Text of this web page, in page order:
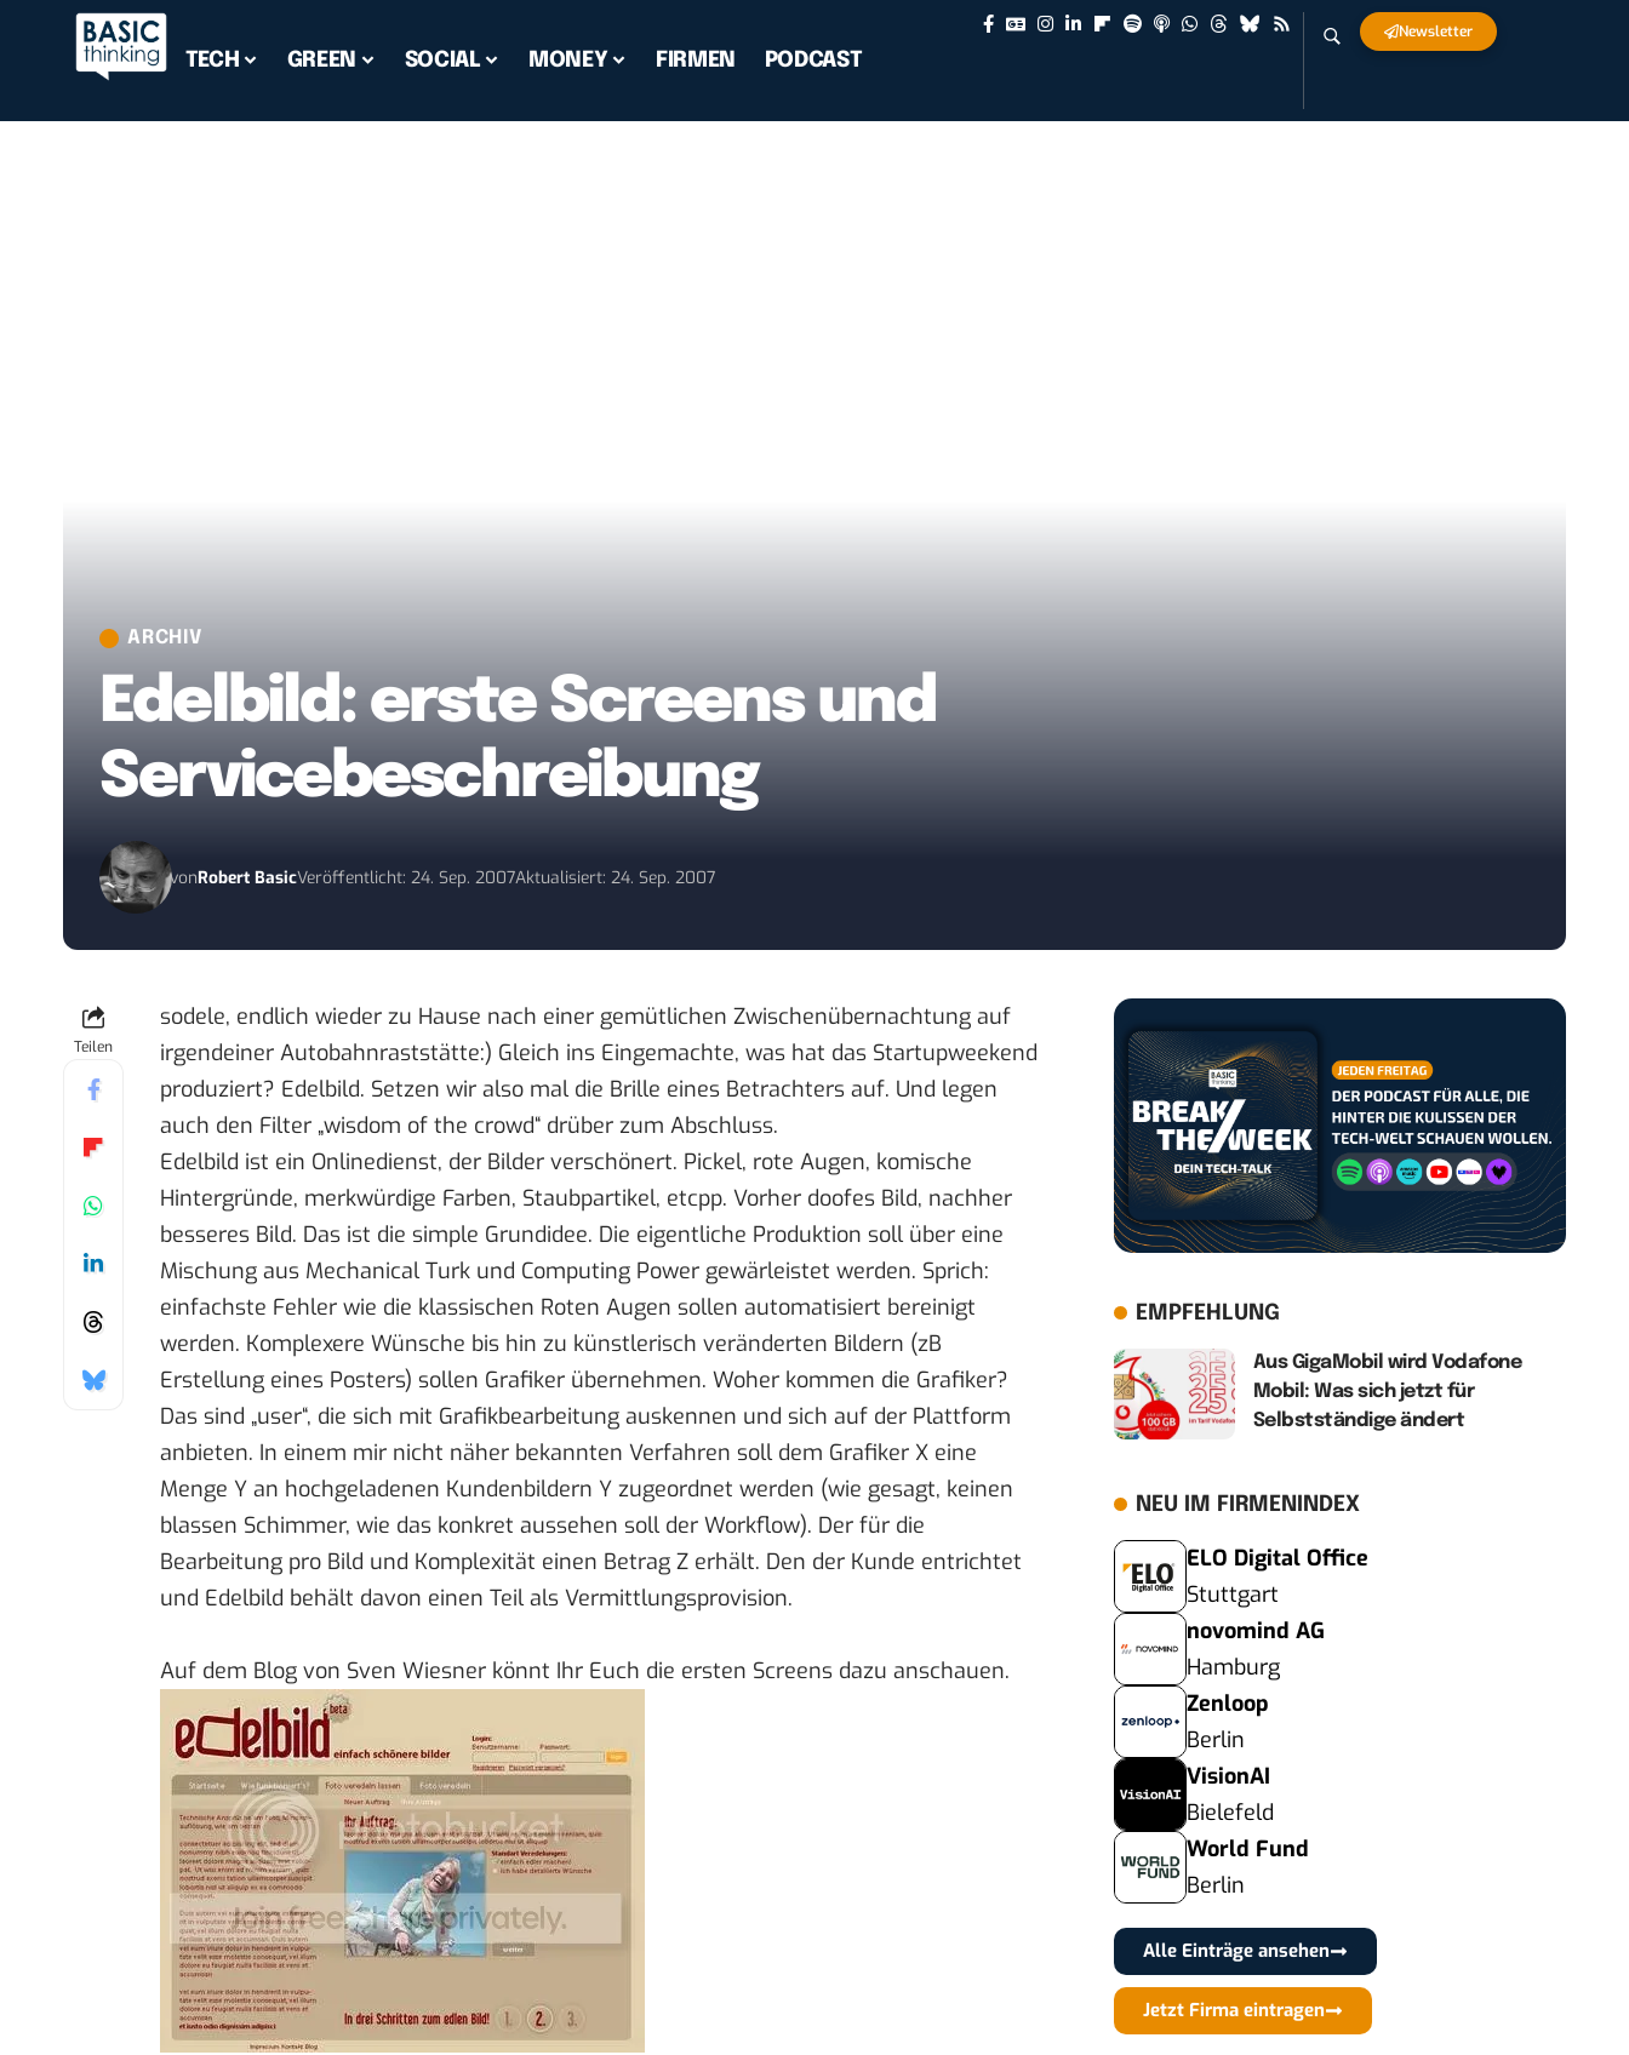
TECH GREEN SOCIAL MONEY FIRMEN PODCAST
Newsletter
ARCHIV
Edelbild: erste Screens und
Servicebeschreibung
vonRobert BasicVeröffentlicht: 24. Sep. 2007Aktualisiert: 24. Sep. 2007
Teilen
sodele, endlich wieder zu Hause nach einer gemütlichen Zwischenübernachtung auf
irgendeiner Autobahnraststätte:) Gleich ins Eingemachte, was hat das Startupweekend
produziert? Edelbild. Setzen wir also mal die Brille eines Betrachters auf. Und legen
auch den Filter „wisdom of the crowd“ drüber zum Abschluss.
Edelbild ist ein Onlinedienst, der Bilder verschönert. Pickel, rote Augen, komische
Hintergründe, merkwürdige Farben, Staubpartikel, etcpp. Vorher doofes Bild, nachher
besseres Bild. Das ist die simple Grundidee. Die eigentliche Produktion soll über eine
Mischung aus Mechanical Turk und Computing Power gewärleistet werden. Sprich:
einfachste Fehler wie die klassischen Roten Augen sollen automatisiert bereinigt
werden. Komplexere Wünsche bis hin zu künstlerisch veränderten Bildern (zB
Erstellung eines Posters) sollen Grafiker übernehmen. Woher kommen die Grafiker?
Das sind „user“, die sich mit Grafikbearbeitung auskennen und sich auf der Plattform
anbieten. In einem mir nicht näher bekannten Verfahren soll dem Grafiker X eine
Menge Y an hochgeladenen Kundenbildern Y zugeordnet werden (wie gesagt, keinen
blassen Schimmer, wie das konkret aussehen soll der Workflow). Der für die
Bearbeitung pro Bild und Komplexität einen Betrag Z erhält. Den der Kunde entrichtet
und Edelbild behält davon einen Teil als Vermittlungsprovision.
Auf dem Blog von Sven Wiesner könnt Ihr Euch die ersten Screens dazu anschauen.
EMPFEHLUNG
Aus GigaMobil wird Vodafone
Mobil: Was sich jetzt für
Selbstständige ändert
NEU IM FIRMENINDEX
ELO Digital Office
Stuttgart
novomind AG
Hamburg
Zenloop
Berlin
VisionAI
Bielefeld
World Fund
Berlin
Alle Einträge ansehen
Jetzt Firma eintragen